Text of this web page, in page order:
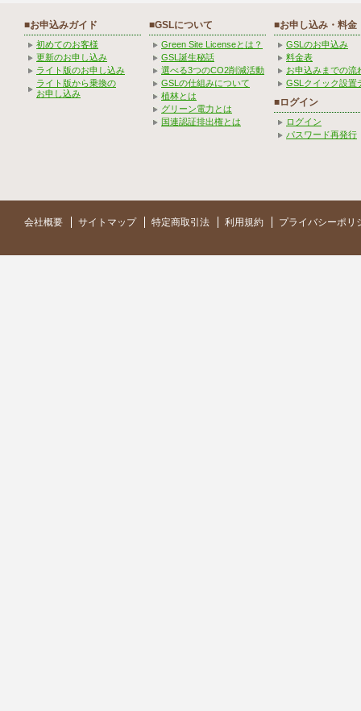
■お申込みガイド
初めてのお客様
更新のお申し込み
ライト版のお申し込み
ライト版から乗換の
お申し込み
■GSLについて
Green Site Licenseとは？
GSL誕生秘話
選べる3つのCO2削減活動
GSLの仕組みについて
植林とは
グリーン電力とは
国連認証排出権とは
■お申し込み・料金
GSLのお申込み
料金表
お申込みまでの流
GSLクイック設置
■ログイン
ログイン
パスワード再発行
会社概要 サイトマップ 特定商取引法 利用規約 プライバシーポリ